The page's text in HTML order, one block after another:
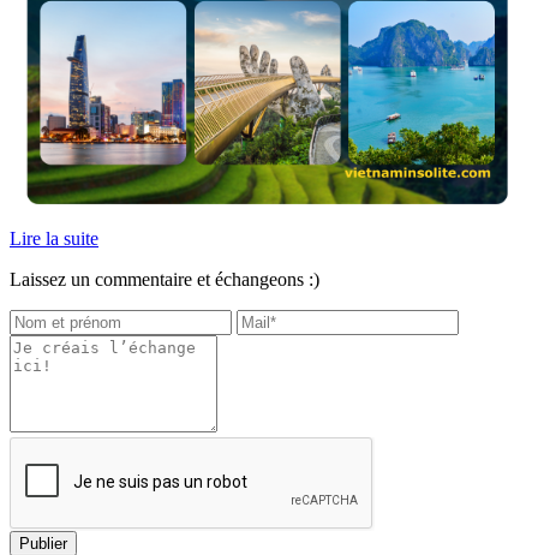
Lire la suite
Laissez un commentaire et échangeons :)
Publier